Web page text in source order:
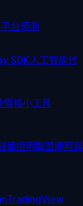
台預測
SDK人工智能代
價格小工具
備證明聯盟牌照與
TradingView